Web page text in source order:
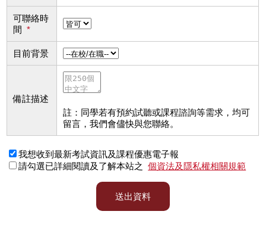
可聯絡時
間 *
目前背景
備註描述
註：同學若有預約試聽或課程諮詢等需求，均可
留言，我們會儘快與您聯絡。
我想收到最新考試資訊及課程優惠電子報
請勾選已詳細閱讀及了解本站之
個資法及隱私權相關規範
送出資料